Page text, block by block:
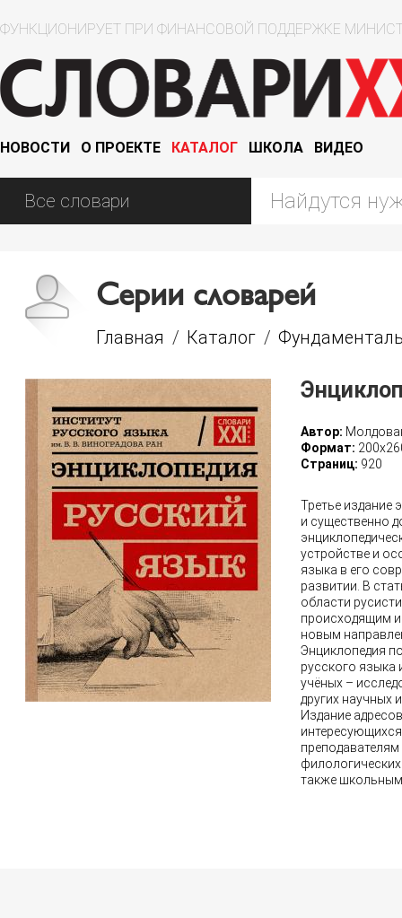
ФУНКЦИОНИРУЕТ ПРИ ФИНАНСОВОЙ ПОДДЕРЖКЕ
НОВОСТИ О ПРОЕКТЕ КАТАЛОГ ШКОЛА ВИДЕО
Серии словарей
Главная / Каталог /
Автор:
Формат:
Страниц: 920
Третье издание
и существенно
устройстве и
языка в его
развитии. В
области
происходящим
новым
Энциклопедия
русского языка
учёных –
других научных
Издание
также